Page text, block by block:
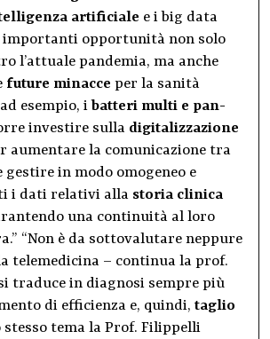
artificiale e i big data
importanti opportunità non solo
l’attuale pandemia, ma anche
future minacce per la sanità
esempio, i batteri multi e pan-
investire sulla digitalizzazione
aumentare la comunicazione tra
in modo omogeneo e
i dati relativi alla storia clinica
una continuità al loro
“Non è da sottovalutare neppure
telemedicina – continua la prof.
traduce in diagnosi sempre più
di efficienza e, quindi, taglio
stesso tema la Prof. Filippelli